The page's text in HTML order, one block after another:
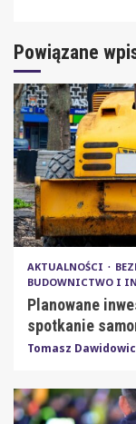
Powiązane
AKTUALNOŚCI
BUDOWNICTWO I
Planowane
spotkanie
Tomasz